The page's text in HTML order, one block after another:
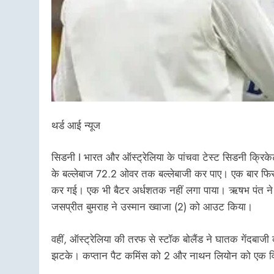
थर्ड आई न्यूज
सिडनी I भारत और ऑस्ट्रेलिया के पांचवा टेस्ट सिडनी
के बल्लेबाज 72.2 ओवर तक बल्लेबाजी कर पाए। एक बार
कर गई। एक भी बैटर अर्धशतक नहीं लगा पाया। ऋषभ पंत ने
जसप्रीत बुमराह ने उस्मान ख्वाजा (2) को आउट किया।
वहीं, ऑस्ट्रेलिया की तरफ से स्टॉक बोलैंड ने घातक
झटके। कप्तान पैट कमिंस को 2 और नाथन लियोन को एक